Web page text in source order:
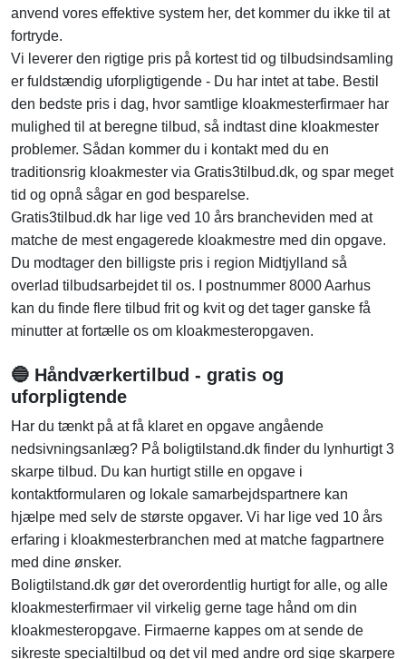
anvend vores effektive system her, det kommer du ikke til at
fortryde.
Vi leverer den rigtige pris på kortest tid og tilbudsindsamling
er fuldstændig uforpligtigende - Du har intet at tabe. Bestil
den bedste pris i dag, hvor samtlige kloakmesterfirmaer har
mulighed til at beregne tilbud, så indtast dine kloakmester
problemer. Sådan kommer du i kontakt med du en
traditionsrig kloakmester via Gratis3tilbud.dk, og spar meget
tid og opnå sågar en god besparelse.
Gratis3tilbud.dk har lige ved 10 års brancheviden med at
matche de mest engagerede kloakmestre med din opgave.
Du modtager den billigste pris i region Midtjylland så
overlad tilbudsarbejdet til os. I postnummer 8000 Aarhus
kan du finde flere tilbud frit og kvit og det tager ganske få
minutter at fortælle os om kloakmesteropgaven.
🔵 Håndværkertilbud - gratis og
uforpligtende
Har du tænkt på at få klaret en opgave angående
nedsivningsanlæg? På boligtilstand.dk finder du lynhurtigt 3
skarpe tilbud. Du kan hurtigt stille en opgave i
kontaktformularen og lokale samarbejdspartnere kan
hjælpe med selv de største opgaver. Vi har lige ved 10 års
erfaring i kloakmesterbranchen med at matche fagpartnere
med dine ønsker.
Boligtilstand.dk gør det overordentlig hurtigt for alle, og alle
kloakmesterfirmaer vil virkelig gerne tage hånd om din
kloakmesteropgave. Firmaerne kappes om at sende de
sikreste specialtilbud og det vil med andre ord sige skarpere